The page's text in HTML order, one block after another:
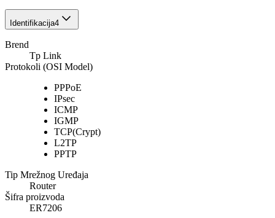
Identifikacija4
Brend
Tp Link
Protokoli (OSI Model)
PPPoE
IPsec
ICMP
IGMP
TCP(Crypt)
L2TP
PPTP
Tip Mrežnog Uređaja
Router
Šifra proizvoda
ER7206